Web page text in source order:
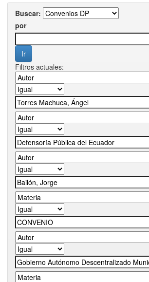
Buscar:
por
Filtros actuales: